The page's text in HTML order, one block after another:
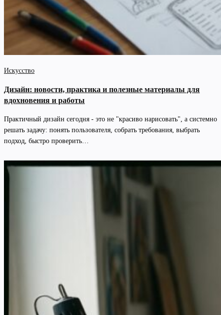
Искусство
Дизайн: новости, практика и полезные материалы для
вдохновения и работы
Практичный дизайн сегодня - это не "красиво нарисовать", а системно
решать задачу: понять пользователя, собрать требования, выбрать
подход, быстро проверить…